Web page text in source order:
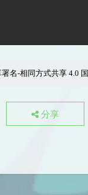
名-相同方式共享 4.0
分享